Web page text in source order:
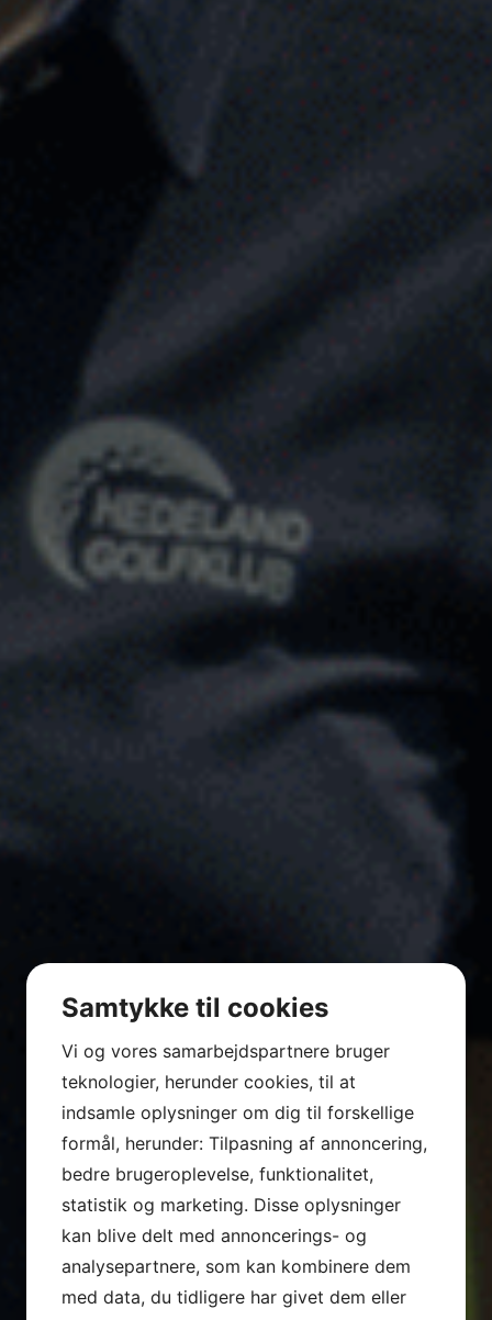
Samtykke til cookies
Vi og vores samarbejdspartnere bruger
teknologier, herunder cookies, til at
indsamle oplysninger om dig til forskellige
formål, herunder: Tilpasning af annoncering,
bedre brugeroplevelse, funktionalitet,
statistik og marketing. Disse oplysninger
kan blive delt med annoncerings- og
analysepartnere, som kan kombinere dem
med data, du tidligere har givet dem eller